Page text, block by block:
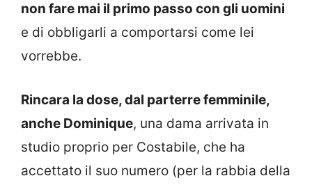
non fare mai il primo passo con gli uomini
e di obbligarli a comportarsi come lei
vorrebbe.
Rincara la dose, dal parterre femminile,
anche Dominique, una dama arrivata in
studio proprio per Costabile, che ha
accettato il suo numero (per la rabbia della